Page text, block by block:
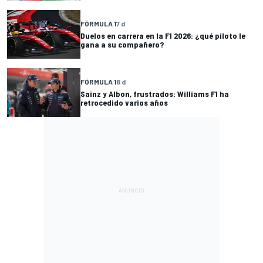
FÓRMULA 17 d
Duelos en carrera en la F1 2026: ¿qué piloto le
gana a su compañero?
FÓRMULA 18 d
Sainz y Albon, frustrados: Williams F1 ha
retrocedido varios años